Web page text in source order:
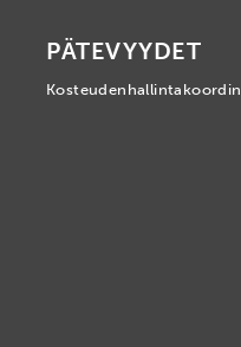
PÄTEVYYDET